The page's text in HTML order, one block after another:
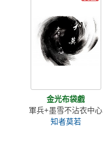
金光布袋戲
軍兵+墨雪不沾衣中心
知者莫若